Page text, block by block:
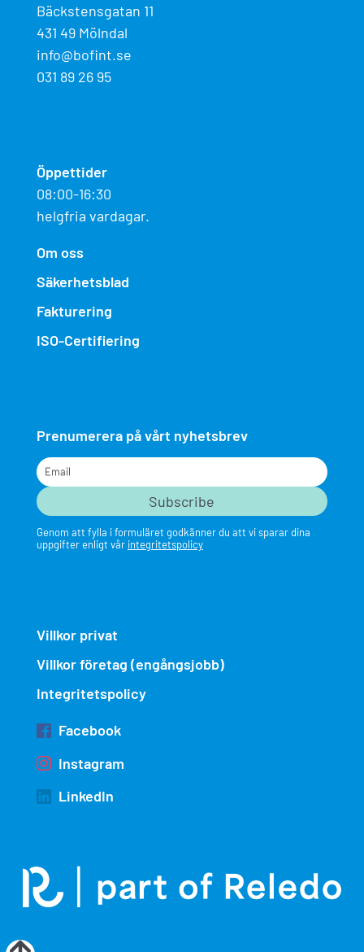
Bäckstensgatan 11
431 49 Mölndal
info@bofint.se
031 89 26 95
Öppettider
08:00-16:30
helgfria vardagar.
Om oss
Säkerhetsblad
Fakturering
ISO-Certifiering
Prenumerera på vårt nyhetsbrev
Email
Genom att fylla i formuläret godkänner du att vi sparar dina
uppgifter enligt vår integritetspolicy
Villkor privat
Villkor företag (engångsjobb)
Integritetspolicy
Facebook
Instagram
LinkedIn